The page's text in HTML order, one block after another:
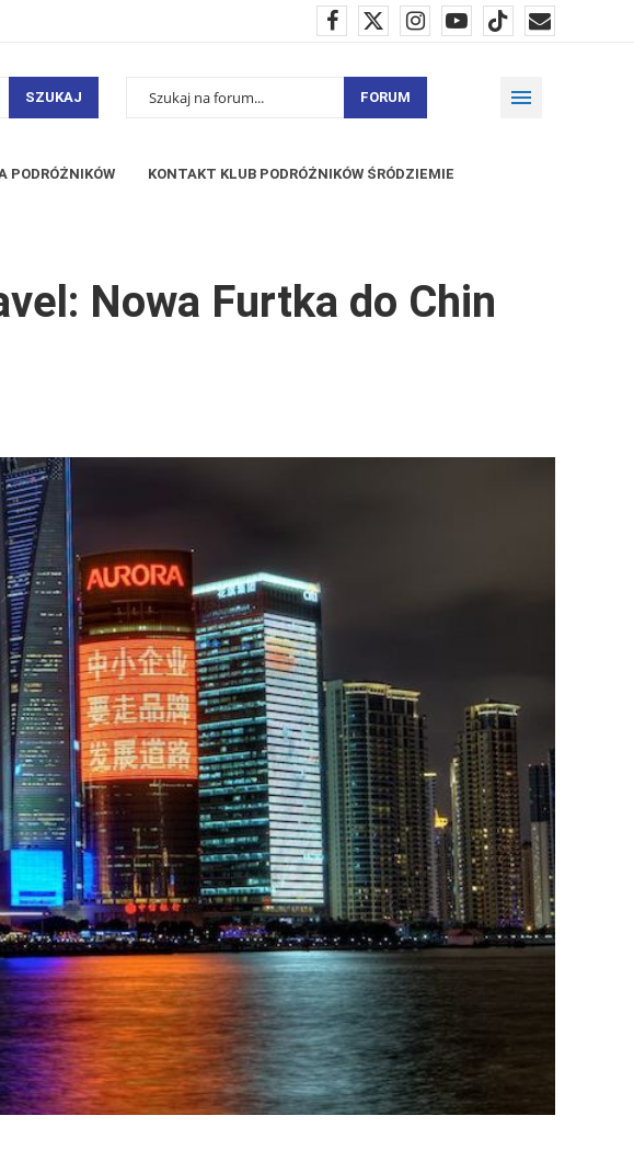
SZUKAJ FORUM
PODRÓŻNIKÓW KONTAKT KLUB PODRÓŻNIKÓW ŚRÓDZIEMIE
Nowa Furtka do Chin